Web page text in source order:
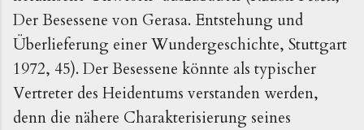
Der Besessene von Gerasa. Entstehung und
Überlieferung einer Wundergeschichte, Stuttgart
1972, 45). Der Besessene könnte als typischer
Vertreter des Heidentums verstanden werden,
denn die nähere Charakterisierung seines